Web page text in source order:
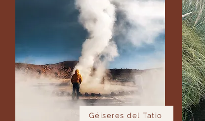
Géiseres del Tatio